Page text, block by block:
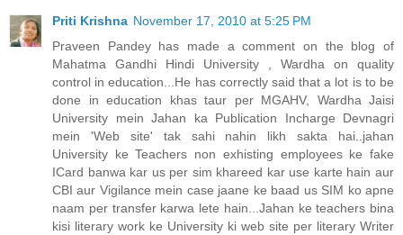
Priti Krishna November 17, 2010 at 5:25 PM
Praveen Pandey has made a comment on the blog of
Mahatma Gandhi Hindi University , Wardha on quality
control in education...He has correctly said that a lot is to be
done in education khas taur per MGAHV, Wardha Jaisi
University mein Jahan ka Publication Incharge Devnagri
mein 'Web site' tak sahi nahin likh sakta hai..jahan
University ke Teachers non exhisting employees ke fake
ICard banwa kar us per sim khareed kar use karte hain aur
CBI aur Vigilance mein case jaane ke baad us SIM ko apne
naam per transfer karwa lete hain...Jahan ke teachers bina
kisi literary work ke University ki web site per literary Writer